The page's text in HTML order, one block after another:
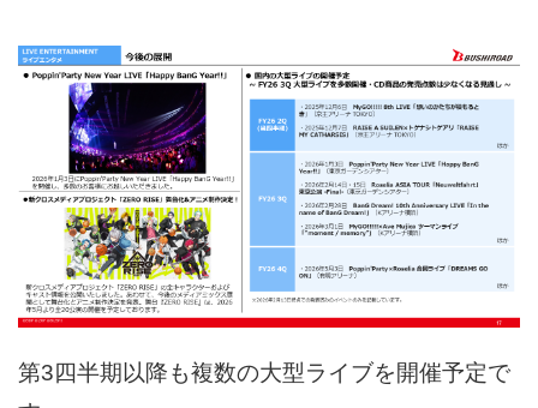
第3四半期以降も複数の大型ライブを開催予定で